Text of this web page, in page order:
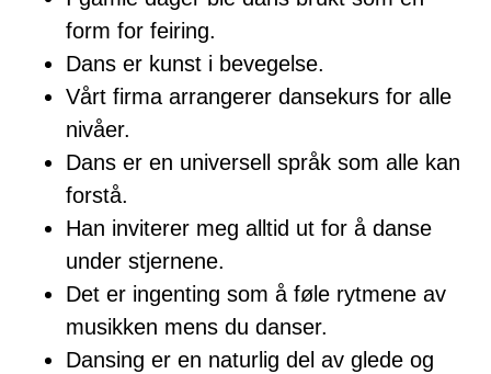
form for feiring.
Dans er kunst i bevegelse.
Vårt firma arrangerer dansekurs for alle
nivåer.
Dans er en universell språk som alle kan
forstå.
Han inviterer meg alltid ut for å danse
under stjernene.
Det er ingenting som å føle rytmene av
musikken mens du danser.
Dansing er en naturlig del av glede og